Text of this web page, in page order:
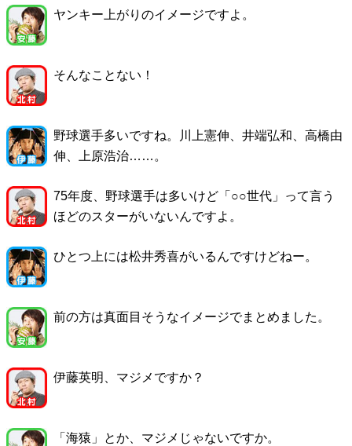
ヤンキー上がりのイメージですよ。
そんなことない！
野球選手多いですね。川上憲伸、井端弘和、高橋由
伸、上原浩治……。
75年度、野球選手は多いけど「○○世代」って言う
ほどのスターがいないんですよ。
ひとつ上には松井秀喜がいるんですけどねー。
前の方は真面目そうなイメージでまとめました。
伊藤英明、マジメですか？
「海猿」とか、マジメじゃないですか。